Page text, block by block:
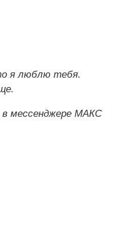
я люблю тебя.
в мессенджере МАКС